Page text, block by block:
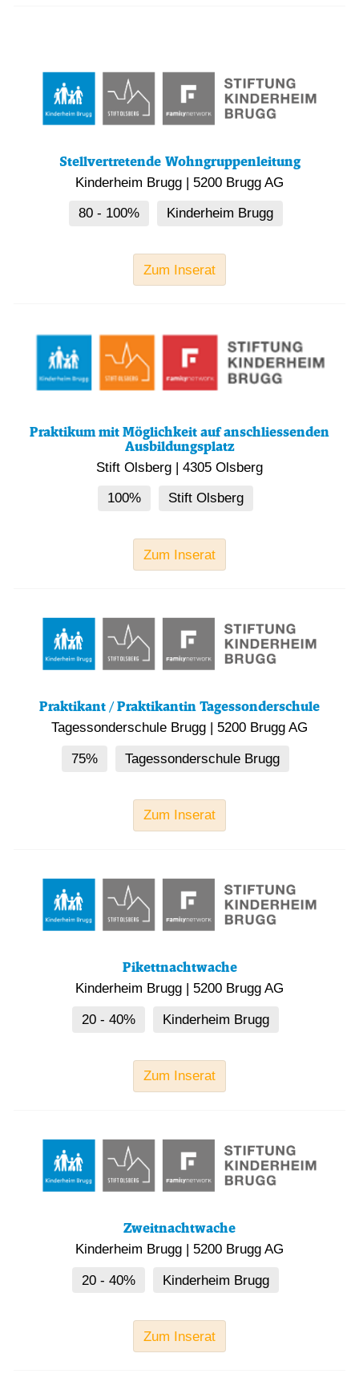
Stellvertretende Wohngruppenleitung
Kinderheim Brugg | 5200 Brugg AG
80 - 100% Kinderheim Brugg
Zum Inserat
Praktikum mit Möglichkeit auf anschliessenden
Ausbildungsplatz
Stift Olsberg | 4305 Olsberg
100% Stift Olsberg
Zum Inserat
Praktikant / Praktikantin Tagessonderschule
Tagessonderschule Brugg 5200 Brugg AG
75% Tagessonderschule Brugg
Zum Inserat
Pikettnachtwache
Kinderheim Brugg | 5200 Brugg AG
20 - 40% Kinderheim Brugg
Zum Inserat
Zweitnachtwache
Kinderheim Brugg | 5200 Brugg AG
20 - 40% Kinderheim Brugg
Zum Inserat